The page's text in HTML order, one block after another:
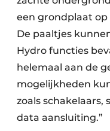
een grondplaat
De paaltjes
Hydro functies
helemaal aan de
mogelijkheden
zoals schakelaars,
data aansluiting.”